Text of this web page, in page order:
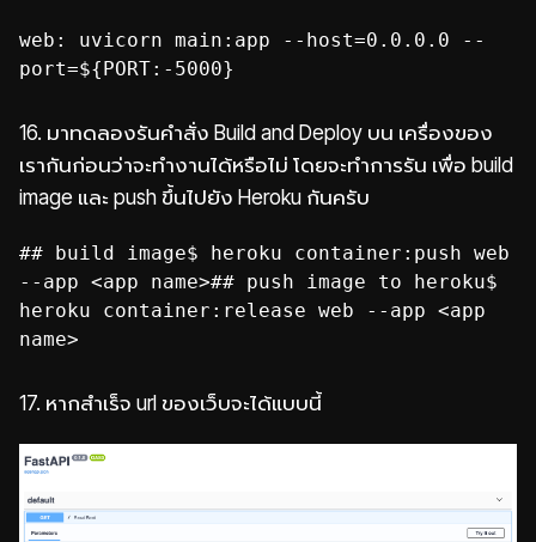
web: uvicorn main:app --host=0.0.0.0 --
port=${PORT:-5000}
16. มาทดลองรันคำสั่ง Build and Deploy บน เครื่องของ
เรากันก่อนว่าจะทำงานได้หรือไม่ โดยจะทำการรัน เพื่อ build
image และ push ขึ้นไปยัง Heroku กันครับ
## build image$ heroku container:push web
--app <app name>## push image to heroku$
heroku container:release web --app <app
name>
17. หากสำเร็จ url ของเว็บจะได้แบบนี้